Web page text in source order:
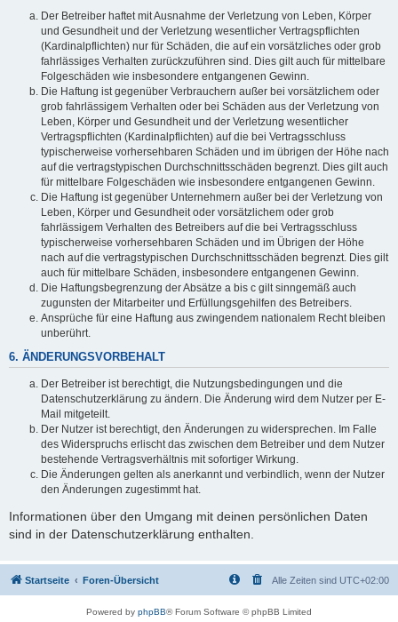
Der Betreiber haftet mit Ausnahme der Verletzung von Leben, Körper
und Gesundheit und der Verletzung wesentlicher Vertragspflichten
(Kardinalpflichten) nur für Schäden, die auf ein vorsätzliches oder grob
fahrlässiges Verhalten zurückzuführen sind. Dies gilt auch für mittelbare
Folgeschäden wie insbesondere entgangenen Gewinn.
Die Haftung ist gegenüber Verbrauchern außer bei vorsätzlichem oder
grob fahrlässigem Verhalten oder bei Schäden aus der Verletzung von
Leben, Körper und Gesundheit und der Verletzung wesentlicher
Vertragspflichten (Kardinalpflichten) auf die bei Vertragsschluss
typischerweise vorhersehbaren Schäden und im übrigen der Höhe nach
auf die vertragstypischen Durchschnittsschäden begrenzt. Dies gilt auch
für mittelbare Folgeschäden wie insbesondere entgangenen Gewinn.
Die Haftung ist gegenüber Unternehmern außer bei der Verletzung von
Leben, Körper und Gesundheit oder vorsätzlichem oder grob
fahrlässigem Verhalten des Betreibers auf die bei Vertragsschluss
typischerweise vorhersehbaren Schäden und im Übrigen der Höhe
nach auf die vertragstypischen Durchschnittsschäden begrenzt. Dies gilt
auch für mittelbare Schäden, insbesondere entgangenen Gewinn.
Die Haftungsbegrenzung der Absätze a bis c gilt sinngemäß auch
zugunsten der Mitarbeiter und Erfüllungsgehilfen des Betreibers.
Ansprüche für eine Haftung aus zwingendem nationalem Recht bleiben
unberührt.
6. ÄNDERUNGSVORBEHALT
Der Betreiber ist berechtigt, die Nutzungsbedingungen und die
Datenschutzerklärung zu ändern. Die Änderung wird dem Nutzer per E-
Mail mitgeteilt.
Der Nutzer ist berechtigt, den Änderungen zu widersprechen. Im Falle
des Widerspruchs erlischt das zwischen dem Betreiber und dem Nutzer
bestehende Vertragsverhältnis mit sofortiger Wirkung.
Die Änderungen gelten als anerkannt und verbindlich, wenn der Nutzer
den Änderungen zugestimmt hat.
Informationen über den Umgang mit deinen persönlichen Daten
sind in der Datenschutzerklärung enthalten.
Startseite Foren-Übersicht Alle Zeiten sind UTC+02:00
Powered by phpBB® Forum Software © phpBB Limited